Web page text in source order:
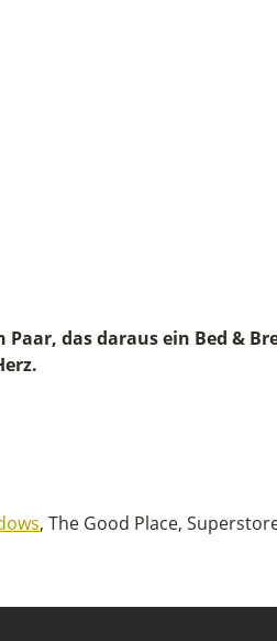
Paar, das daraus ein Bed &
, The Good Place,